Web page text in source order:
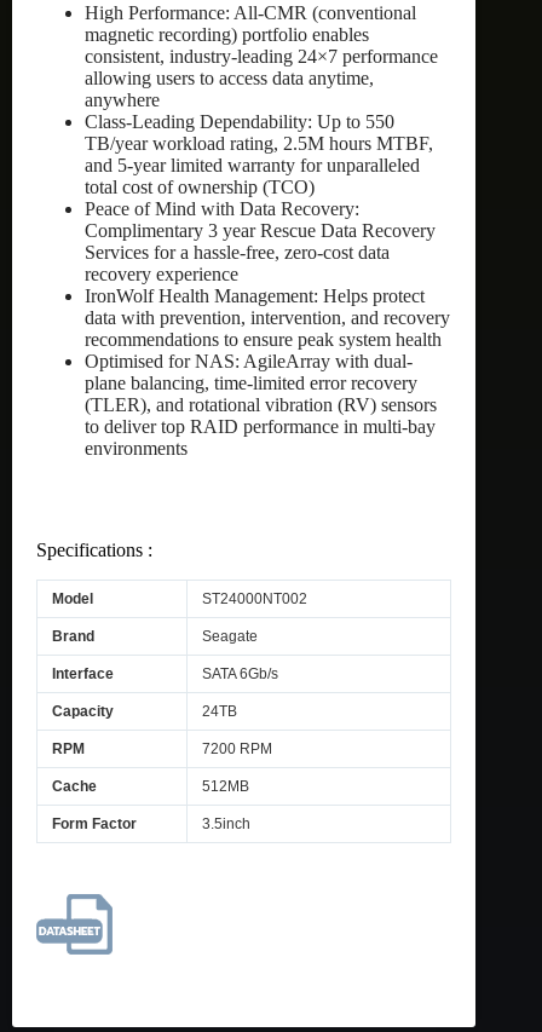
High Performance: All-CMR (conventional
magnetic recording) portfolio enables
consistent, industry-leading 24×7 performance
allowing users to access data anytime,
anywhere
Class-Leading Dependability: Up to 550
TB/year workload rating, 2.5M hours MTBF,
and 5-year limited warranty for unparalleled
total cost of ownership (TCO)
Peace of Mind with Data Recovery:
Complimentary 3 year Rescue Data Recovery
Services for a hassle-free, zero-cost data
recovery experience
IronWolf Health Management: Helps protect
data with prevention, intervention, and recovery
recommendations to ensure peak system health
Optimised for NAS: AgileArray with dual-
plane balancing, time-limited error recovery
(TLER), and rotational vibration (RV) sensors
to deliver top RAID performance in multi-bay
environments
Specifications :
Model ST24000NT002
Brand Seagate
Interface SATA 6Gb/s
Capacity 24TB
RPM 7200 RPM
Cache 512MB
Form Factor 3.5inch